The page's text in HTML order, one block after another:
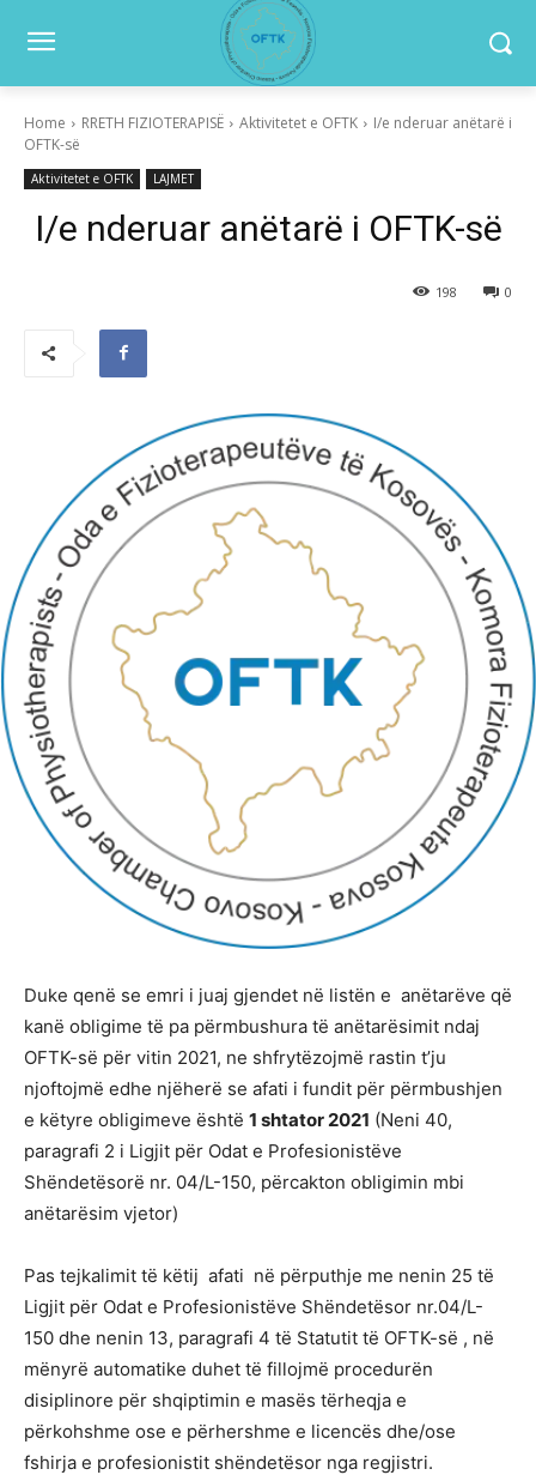
Home RRETH FIZIOTERAPISË Aktivitetet e OFTK
I/e nderuar anëtarë i
OFTK-së
Aktivitetet e OFTK LAJMET
I/e nderuar anëtarë i OFTK-së
0
198
Duke qenë se emri i juaj gjendet në listën e anëtarëve që
kanë obligime të pa përmbushura të anëtarësimit ndaj
OFTK-së për vitin 2021, ne shfrytëzojmë rastin t’ju
njoftojmë edhe njëherë se afati i fundit për përmbushjen
e këtyre obligimeve është 1 shtator 2021 (Neni 40,
paragrafi 2 i Ligjit për Odat e Profesionistëve
Shëndetësorë nr. 04/L-150, përcakton obligimin mbi
anëtarësim vjetor)
Pas tejkalimit të këtij afati në përputhje me nenin 25 të
Ligjit për Odat e Profesionistëve Shëndetësor nr.04/L-
150 dhe nenin 13, paragrafi 4 të Statutit të OFTK-së , në
mënyrë automatike duhet të fillojmë procedurën
disiplinore për shqiptimin e masës tërheqja e
përkohshme ose e përhershme e licencës dhe/ose
fshirja e profesionistit shëndetësor nga regjistri.